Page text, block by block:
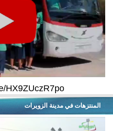
HX9ZUczR7po
المنتزهات في مدينة الزويرات